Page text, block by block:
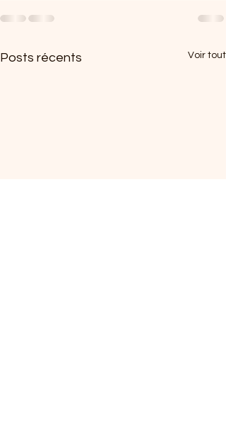
Posts récents Voir tout